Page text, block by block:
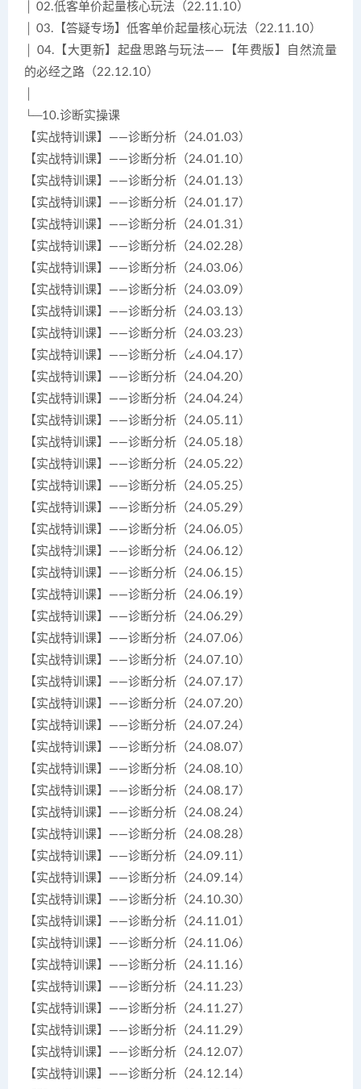
│ 02.低客单价起量核心玩法（22.11.10）
│ 03.【答疑专场】低客单价起量核心玩法（22.11.10）
│ 04.【大更新】起盘思路与玩法——【年费版】自然流量
的必经之路（22.12.10）
└─10.诊断实操课
【实战特训课】——诊断分析（24.01.03）
【实战特训课】——诊断分析（24.01.10）
【实战特训课】——诊断分析（24.01.13）
【实战特训课】——诊断分析（24.01.17）
【实战特训课】——诊断分析（24.01.31）
【实战特训课】——诊断分析（24.02.28）
【实战特训课】——诊断分析（24.03.06）
【实战特训课】——诊断分析（24.03.09）
【实战特训课】——诊断分析（24.03.13）
【实战特训课】——诊断分析（24.03.23）
【实战特训课】——诊断分析（24.04.17）
【实战特训课】——诊断分析（24.04.20）
【实战特训课】——诊断分析（24.04.24）
【实战特训课】——诊断分析（24.05.11）
【实战特训课】——诊断分析（24.05.18）
【实战特训课】——诊断分析（24.05.22）
【实战特训课】——诊断分析（24.05.25）
【实战特训课】——诊断分析（24.05.29）
【实战特训课】——诊断分析（24.06.05）
【实战特训课】——诊断分析（24.06.12）
【实战特训课】——诊断分析（24.06.15）
【实战特训课】——诊断分析（24.06.19）
【实战特训课】——诊断分析（24.06.29）
【实战特训课】——诊断分析（24.07.06）
【实战特训课】——诊断分析（24.07.10）
【实战特训课】——诊断分析（24.07.17）
【实战特训课】——诊断分析（24.07.20）
【实战特训课】——诊断分析（24.07.24）
【实战特训课】——诊断分析（24.08.07）
【实战特训课】——诊断分析（24.08.10）
【实战特训课】——诊断分析（24.08.17）
【实战特训课】——诊断分析（24.08.24）
【实战特训课】——诊断分析（24.08.28）
【实战特训课】——诊断分析（24.09.11）
【实战特训课】——诊断分析（24.09.14）
【实战特训课】——诊断分析（24.10.30）
【实战特训课】——诊断分析（24.11.01）
【实战特训课】——诊断分析（24.11.06）
【实战特训课】——诊断分析（24.11.16）
【实战特训课】——诊断分析（24.11.23）
【实战特训课】——诊断分析（24.11.27）
【实战特训课】——诊断分析（24.11.29）
【实战特训课】——诊断分析（24.12.07）
【实战特训课】——诊断分析（24.12.14）